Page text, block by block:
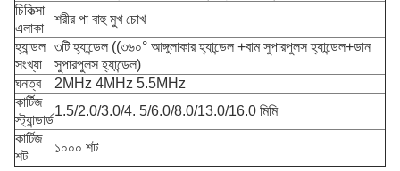
চিকিত্সা
এলাকা
শরীর পা বাহু মুখ চোখ
হ্যান্ডল
সংখ্যা
৩টি হ্যান্ডেল ((৩৬০° আঙ্গুলাকার হ্যান্ডেল +বাম সুপারপুলস হ্যান্ডেল+ডান
সুপারপুলস হ্যান্ডেল)
ঘনত্ব
2MHz 4MHz 5.5MHz
কার্টিজ
স্ট্যান্ডার্ড
1.5/2.0/3.0/4. 5/6.0/8.0/13.0/16.0 মিমি
কার্টিজ
শট
১০০০ শট